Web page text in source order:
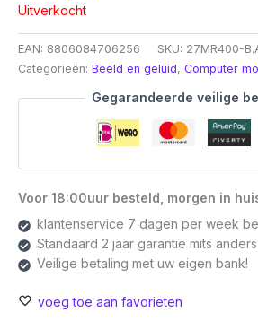
Uitverkocht
EAN: 8806084706256 SKU: 27MR400-
Categorieën: Beeld en geluid, Computer
Gegarandeerde veilige
Voor 18:00uur besteld, morgen in
klantenservice 7 dagen per week
Standaard 2 jaar garantie mits
Veilige betaling met uw eigen bank!
voeg toe aan favorieten